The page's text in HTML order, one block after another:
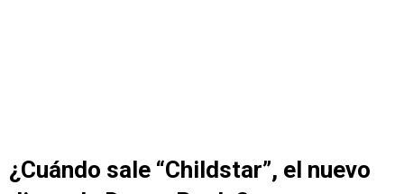
¿Cuándo sale “Childstar”, el nuevo